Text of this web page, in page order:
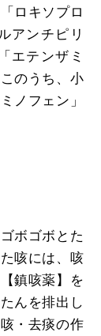
ロキソプロ
アンチピリ
エテンザミ
のうち、小
ノフェン」
ボゴボとた
咳には、咳
鎮咳薬】を
んを排出し
・去痰の作